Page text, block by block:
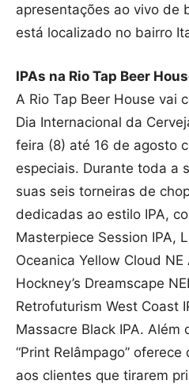
apresentações ao vivo de
está localizado no bairro
IPAs na Rio Tap Beer
A Rio Tap Beer House vai
Dia Internacional da
feira (8) até 16 de agosto
especiais. Durante toda a
suas seis torneiras de
dedicadas ao estilo IPA,
Masterpiece Session IPA,
Oceanica Yellow Cloud NE
Hockney’s Dreamscape
Retrofuturism West Coast
Massacre Black IPA. Além
“Print Relâmpago”
aos clientes que tirarem